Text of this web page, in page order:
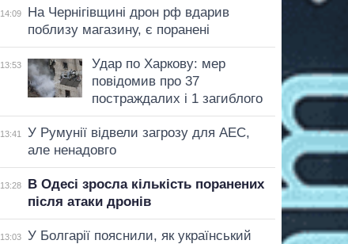
14:09
На Чернігівщині дрон рф вдарив
поблизу магазину, є поранені
13:53
Удар по Харкову: мер
повідомив про 37
постраждалих і 1 загиблого
13:41
У Румунії відвели загрозу для АЕС,
але ненадовго
13:28
В Одесі зросла кількість поранених
після атаки дронів
13:03
У Болгарії пояснили, як український